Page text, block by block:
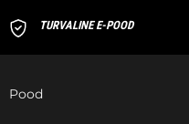
TURVALINE E-POOD
Pood